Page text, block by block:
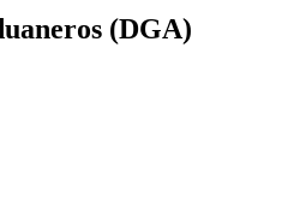
(DGA)